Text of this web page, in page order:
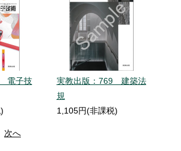
電子技
実教出版：769 建築法
規
1,105円(非課税)
次へ